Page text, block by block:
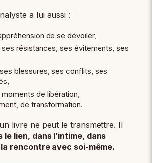
a lui aussi :
de se dévoiler,
résistances, ses évitements, ses
blessures, ses conflits, ses
de libération,
de transformation.
livre ne peut le transmettre. Il
le lien, dans l’intime, dans
la rencontre avec soi-même.